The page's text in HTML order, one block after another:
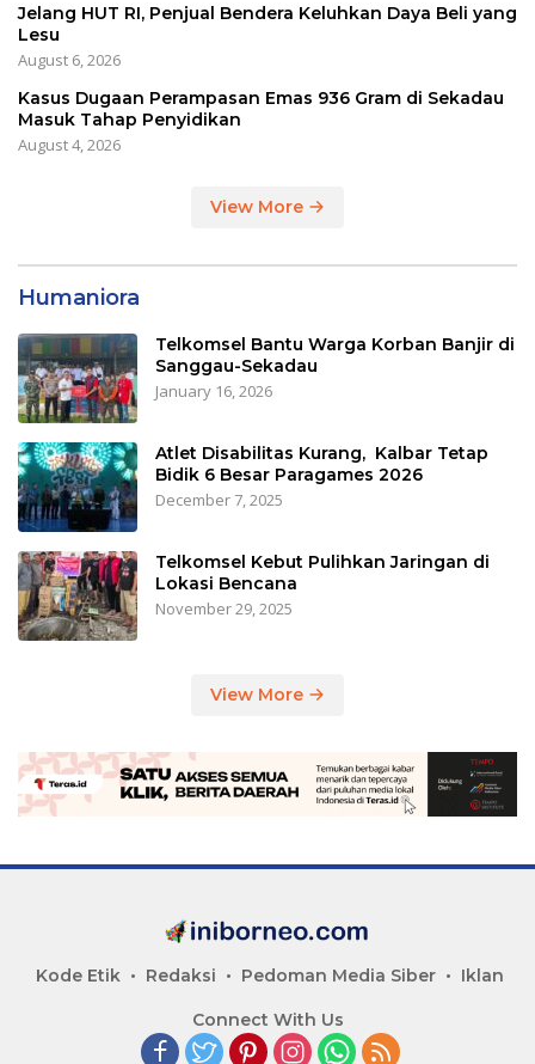
Jelang HUT RI, Penjual Bendera Keluhkan Daya Beli yang
Lesu
August 6, 2026
Kasus Dugaan Perampasan Emas 936 Gram di Sekadau
Masuk Tahap Penyidikan
August 4, 2026
View More
Humaniora
Telkomsel Bantu Warga Korban Banjir di
Sanggau-Sekadau
January 16, 2026
Atlet Disabilitas Kurang, Kalbar Tetap
Bidik 6 Besar Paragames 2026
December 7, 2025
Telkomsel Kebut Pulihkan Jaringan di
Lokasi Bencana
November 29, 2025
View More
Kode Etik Redaksi Pedoman Media Siber Iklan
Connect With Us